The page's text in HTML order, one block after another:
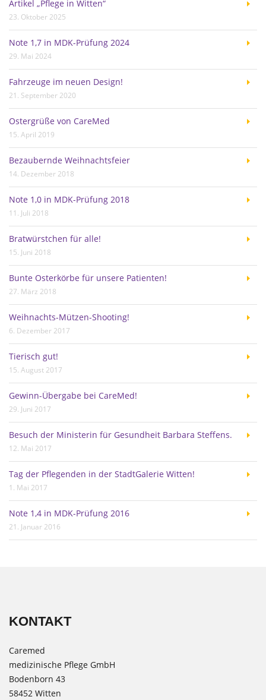
Artikel „Pflege in Witten“
23. Oktober 2025
Note 1,7 in MDK-Prüfung 2024
29. Mai 2024
Fahrzeuge im neuen Design!
21. September 2020
Ostergrüße von CareMed
15. April 2019
Bezaubernde Weihnachtsfeier
14. Dezember 2018
Note 1,0 in MDK-Prüfung 2018
11. Juli 2018
Bratwürstchen für alle!
15. Juni 2018
Bunte Osterkörbe für unsere Patienten!
27. März 2018
Weihnachts-Mützen-Shooting!
6. Dezember 2017
Tierisch gut!
15. August 2017
Gewinn-Übergabe bei CareMed!
29. Juni 2017
Besuch der Ministerin für Gesundheit Barbara Steffens.
12. Mai 2017
Tag der Pflegenden in der StadtGalerie Witten!
1. Mai 2017
Note 1,4 in MDK-Prüfung 2016
21. Januar 2016
KONTAKT
Caremed
medizinische Pflege GmbH
Bodenborn 43
58452 Witten